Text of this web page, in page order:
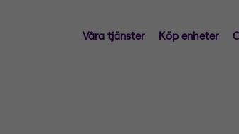
Våra tjänster Köp enheter